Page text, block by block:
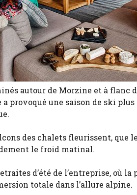
autour de Morzine et à flanc
provoqué une saison de ski
des chalets fleurissent,
le froid matinal.
d’été de l’entreprise, où
totale dans l’allure alpine.